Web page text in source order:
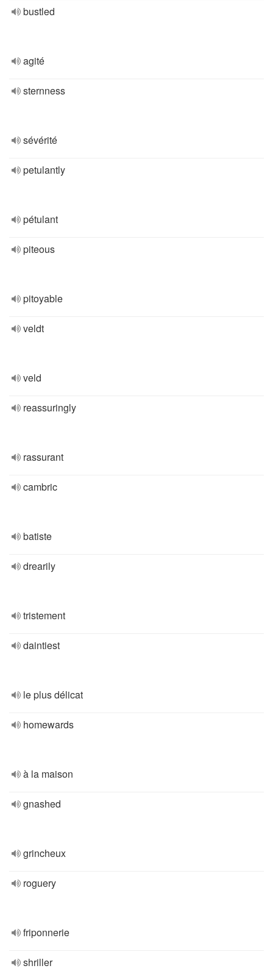
bustled
agité
sternness
sévérité
petulantly
pétulant
piteous
pitoyable
veldt
veld
reassuringly
rassurant
cambric
batiste
drearily
tristement
daintiest
le plus délicat
homewards
à la maison
gnashed
grincheux
roguery
friponnerie
shriller